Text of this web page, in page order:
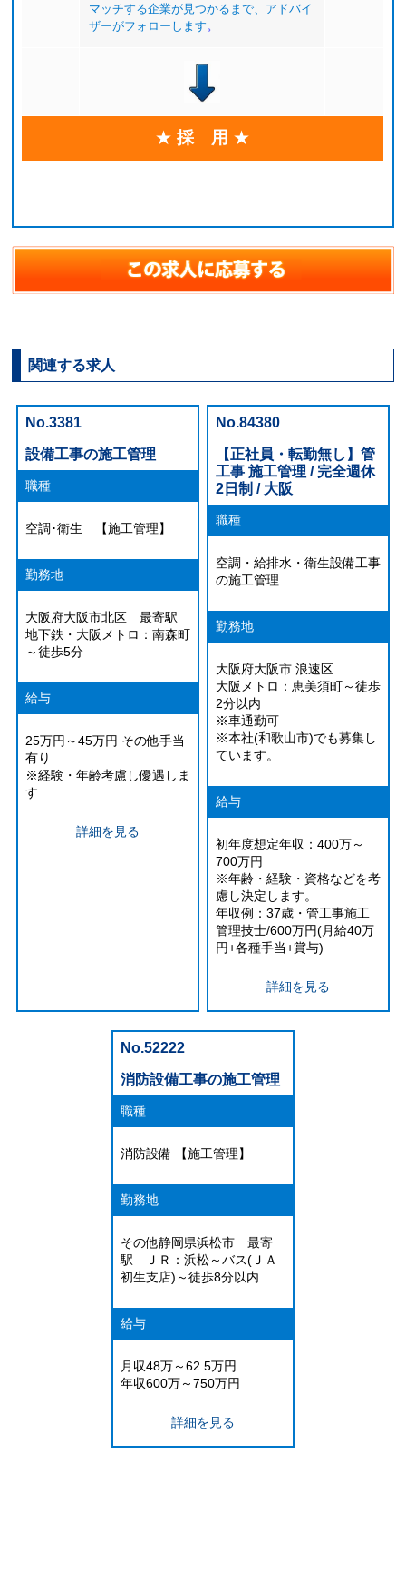
マッチする企業が見つかるまで、アドバイ
ザーがフォローします。
★採 用 ★
関連する求人
No.3381
設備工事の施工管理
職種
空調･衛生 【施工管理】
勤務地
大阪府大阪市北区 最寄駅
地下鉄・大阪メトロ：南森町
～徒歩5分
給与
25万円～45万円 その他手当
有り
※経験・年齢考慮し優遇しま
す
詳細を見る
No.84380
【正社員・転勤無し】管
工事 施工管理 / 完全週休
2日制 / 大阪
職種
空調・給排水・衛生設備工事
の施工管理
勤務地
大阪府大阪市 浪速区
大阪メトロ：恵美須町～徒歩
2分以内
※車通勤可
※本社(和歌山市)でも募集し
ています。
給与
初年度想定年収：400万～
700万円
※年齢・経験・資格などを考
慮し決定します。
年収例：37歳・管工事施工
管理技士/600万円(月給40万
円+各種手当+賞与)
詳細を見る
No.52222
消防設備工事の施工管理
職種
消防設備 【施工管理】
勤務地
その他静岡県浜松市 最寄
駅 ＪＲ：浜松～バス(ＪＡ
初生支店)～徒歩8分以内
給与
月収48万～62.5万円
年収600万～750万円
詳細を見る